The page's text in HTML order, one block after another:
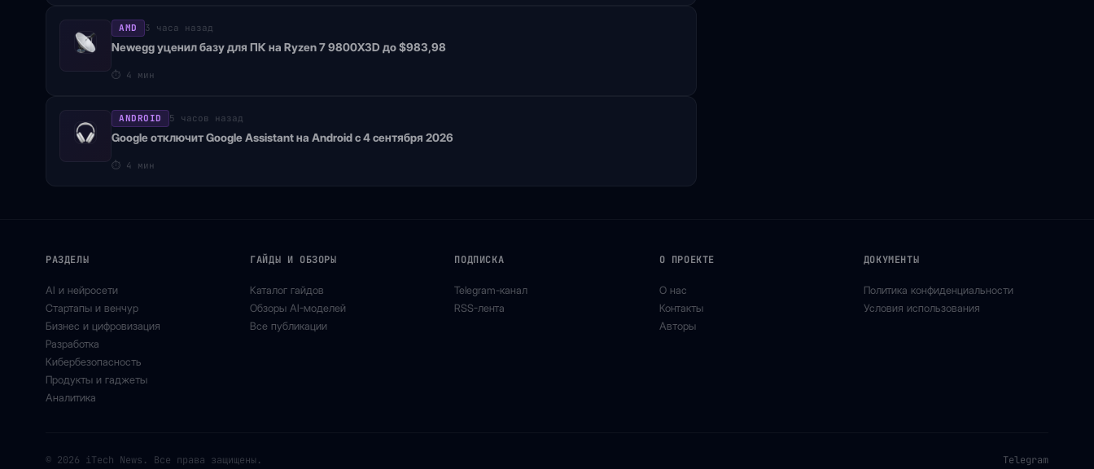
AMD 3 часа назад
Newegg уценил базу для ПК на Ryzen 7 9800X3D до $983,98
⏱ 4 мин
ANDROID 5 часов назад
Google отключит Google Assistant на Android с 4 сентября 2026
⏱ 4 мин
РАЗДЕЛЫ
AI и нейросети
Стартапы и венчур
Бизнес и цифровизация
Разработка
Кибербезопасность
Продукты и гаджеты
Аналитика
ГАЙДЫ И ОБЗОРЫ
Каталог гайдов
Обзоры AI-моделей
Все публикации
ПОДПИСКА
Telegram-канал
RSS-лента
О ПРОЕКТЕ
О нас
Контакты
Авторы
ДОКУМЕНТЫ
Политика конфиденциальности
Условия использования
© 2026 iTech News. Все права защищены. Telegram